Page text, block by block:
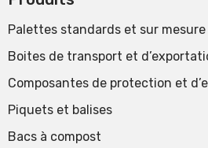
Palettes standards et sur mesure
Boites de transport et
Composantes de protection et
Piquets et balises
Bacs à compost